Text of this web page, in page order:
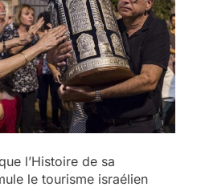
l’Histoire de sa
le tourisme israélien